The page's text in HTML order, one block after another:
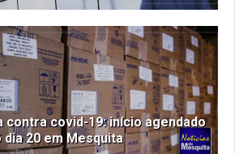
contra covid-19: início agendado
dia 20 em Mesquita